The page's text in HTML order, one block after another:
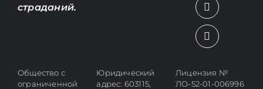
страданий.
Общество с
ограниченной
Юридический
адрес: 603115,
Лицензия №
ЛО-52-01-006996